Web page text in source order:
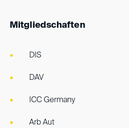
Mitgliedschaften
DIS
DAV
ICC Germany
Arb Aut